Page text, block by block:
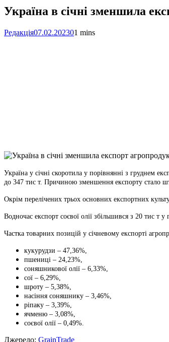
Україна в січні зменшила
Редакція07.02.202301 mins
Link
Print
Україна у січні скоротила у порівнянні з груднем
до 347 тис т. Причиною зменшення експорту стало
Окрім перелічених трьох основних експортних
Водночас експорт соєвої олії збільшився з 20 тис т у
Частка товарних позицій у січневому експорті
кукурудзи – 47,36%,
пшениці – 24,23%,
соняшникової олії – 6,33%,
сої – 6,29%,
шроту – 5,38%,
насіння соняшнику – 3,46%,
ріпаку – 3,39%,
ячменю – 3,08%,
соєвої олії – 0,49%.
Джерело: GrainTrade